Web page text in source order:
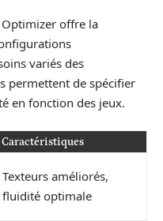
offre la
variés des
permettent de spécifier
en fonction des jeux.
Caractéristiques
Texteurs améliorés,
fluidité optimale